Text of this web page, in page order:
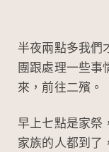
o
k
半夜兩點多我們
團跟處理一些事
來，前往二殯。
早上七點是家祭
家族的人都到了